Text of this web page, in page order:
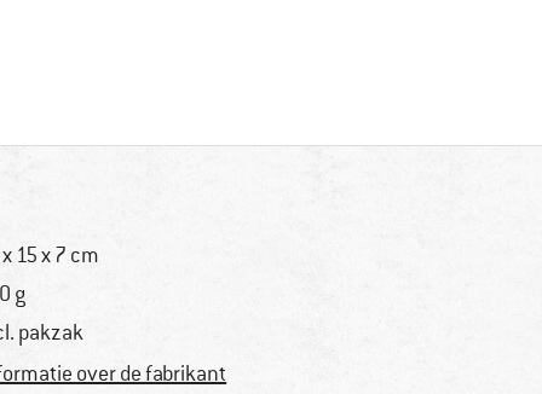
x 15 x 7 cm
g
pakzak
over de fabrikant